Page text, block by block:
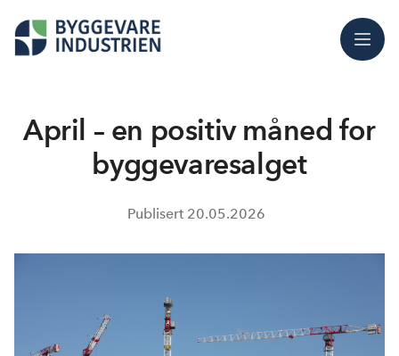
Meny
April – en positiv måned for
byggevaresalget
Publisert 20.05.2026